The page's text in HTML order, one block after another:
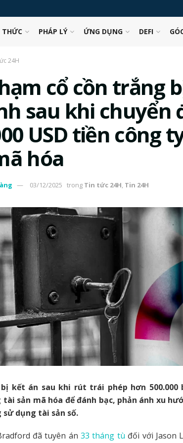
THỨC PHÁP LÝ ỨNG DỤNG DEFI
24H
cổ cồn trắng
sau khi chuyển
USD tiền công
hóa
03/12/2025 trong Tin tức 24H, Tin 24H
bị kết án sau khi rút trái phép hơn
tài sản mã hóa để đánh bạc, phản ánh xu
sử dụng tài sản số.
đã tuyên án33 tháng tù đối với Jason